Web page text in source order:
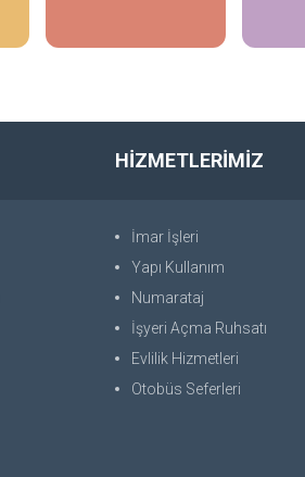
HİZMETLERİMİZ
İmar İşleri
Yapı Kullanım
Numarataj
İşyeri Açma Ruhsatı
Evlilik Hizmetleri
Otobüs Seferleri